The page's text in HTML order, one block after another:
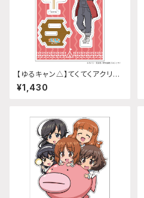
【ゆるキャン△】てくてくアクリル
スタンド(『SEASON3』大垣 千
明)
¥1,430